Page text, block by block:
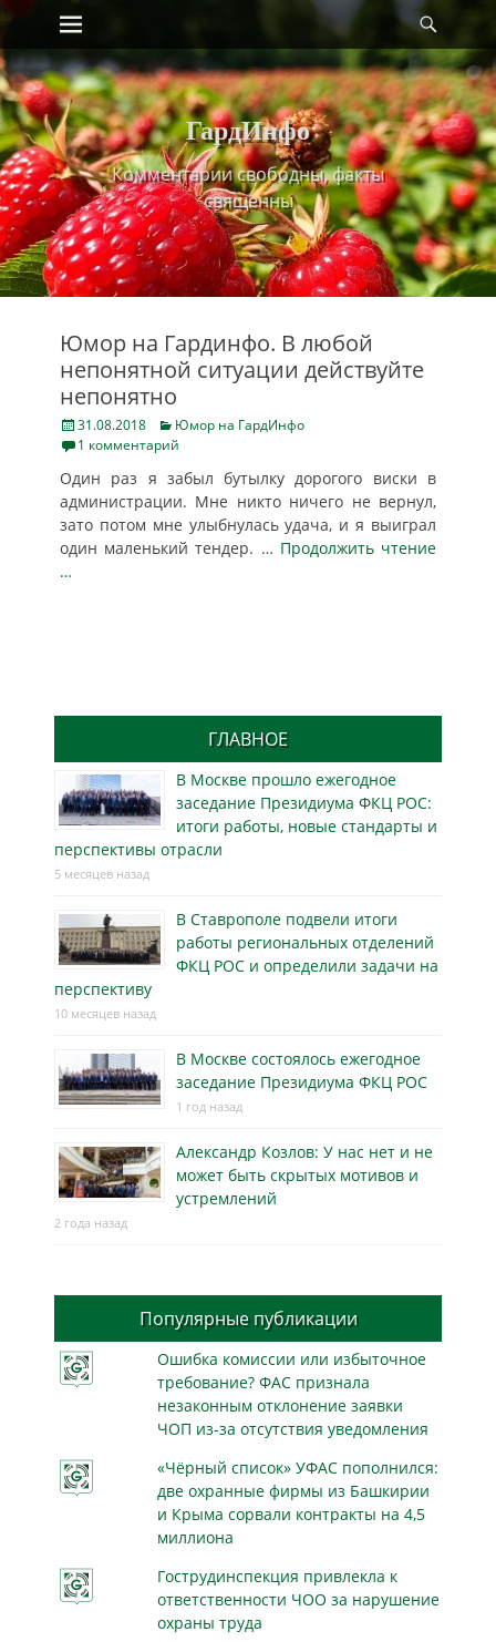
Skip
content
Primary Menu
ГардИнфо
Комментарии свободны, факты
священны
Юмор на Гардинфо. В любой
непонятной ситуации действуйте
непонятно
Posted
on
31.08.2018 Categories
Юмор на ГардИнфо
1 комментарий
Один раз я забыл бутылку дорогого виски в
администрации. Мне никто ничего не вернул,
зато потом мне улыбнулась удача, и я выиграл
один маленький тендер. … Продолжить чтение
…
ГЛАВНОЕ
В Москве прошло ежегодное
заседание Президиума ФКЦ РОС:
итоги работы, новые стандарты и
перспективы отрасли
5 месяцев назад
В Ставрополе подвели итоги
работы региональных отделений
ФКЦ РОС и определили задачи на
перспективу
10 месяцев назад
В Москве состоялось ежегодное
заседание Президиума ФКЦ РОС
1 год назад
Александр Козлов: У нас нет и не
может быть скрытых мотивов и
устремлений
2 года назад
Популярные публикации
Ошибка комиссии или избыточное
требование? ФАС признала
незаконным отклонение заявки
ЧОП из-за отсутствия уведомления
«Чёрный список» УФАС пополнился:
две охранные фирмы из Башкирии
и Крыма сорвали контракты на 4,5
миллиона
Гострудинспекция привлекла к
ответственности ЧОО за нарушение
охраны труда